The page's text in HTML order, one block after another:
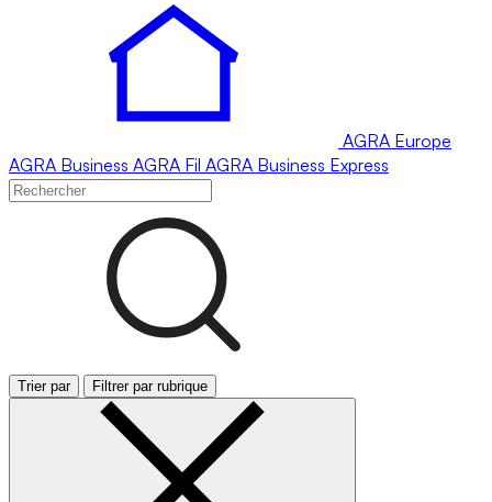
AGRA Europe
AGRA Business AGRA Fil AGRA Business Express
Trier par Filtrer par rubrique